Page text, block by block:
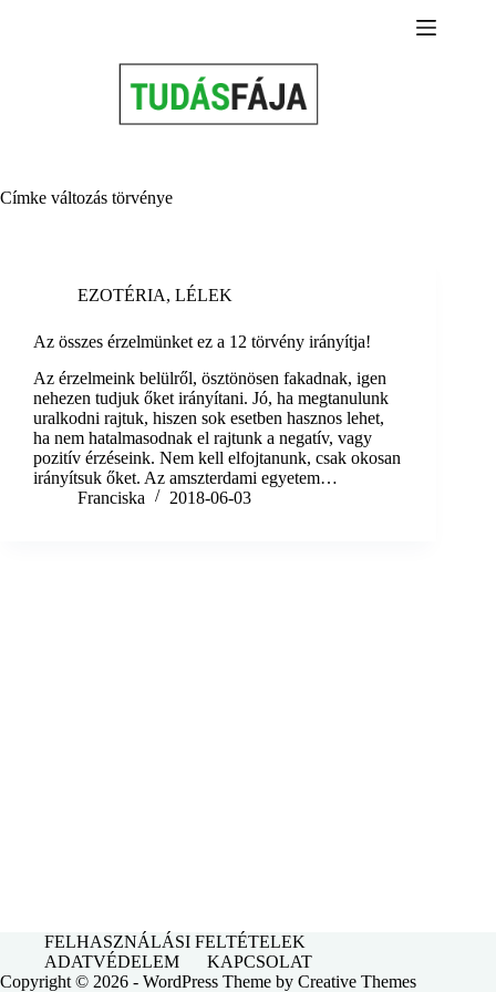
Címke változás törvénye
EZOTÉRIA, LÉLEK
Az összes érzelmünket ez a 12 törvény irányítja!
Az érzelmeink belülről, ösztönösen fakadnak, igen
nehezen tudjuk őket irányítani. Jó, ha megtanulunk
uralkodni rajtuk, hiszen sok esetben hasznos lehet,
ha nem hatalmasodnak el rajtunk a negatív, vagy
pozitív érzéseink. Nem kell elfojtanunk, csak okosan
irányítsuk őket. Az amszterdami egyetem…
Franciska
2018-06-03
FELHASZNÁLÁSI FELTÉTELEK
ADATVÉDELEM
KAPCSOLAT
Copyright © 2026 - WordPress Theme by Creative Themes